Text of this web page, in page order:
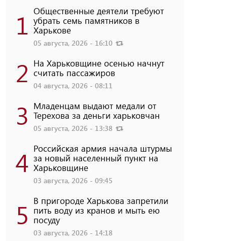
1 Общественные деятели требуют
убрать семь памятников в
Харькове
05 августа, 2026 - 16:10
2 На Харьковщине осенью начнут
считать пассажиров
04 августа, 2026 - 08:11
3 Младенцам выдают медали от
Терехова за деньги харьковчан
05 августа, 2026 - 13:38
4 Российская армия начала штурмы
за новый населенный пункт на
Харьковщине
03 августа, 2026 - 09:45
5 В пригороде Харькова запретили
пить воду из кранов и мыть ею
посуду
03 августа, 2026 - 14:18